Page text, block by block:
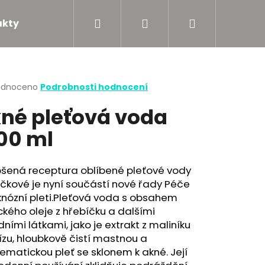
Podporujeme Přihlášení
Podrobnosti hodnocení
pleťová voda
ml
receptura oblíbené pleťové vody
je nyní součástí nové řady Péče
pleti.Pleťová voda s obsahem
oleje z hřebíčku a dalšími
látkami, jako je extrakt z maliníku
hloubkově čistí mastnou a
pleť se sklonem k akné. Její